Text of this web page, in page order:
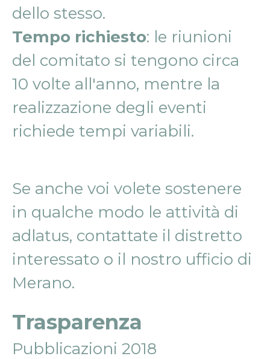
dello stesso.
Tempo richiesto: le riunioni
del comitato si tengono circa
10 volte all'anno, mentre la
realizzazione degli eventi
richiede tempi variabili.
Se anche voi volete sostenere
in qualche modo le attività di
adlatus, contattate il distretto
interessato o il nostro ufficio di
Merano.
Trasparenza
Pubblicazioni 2018